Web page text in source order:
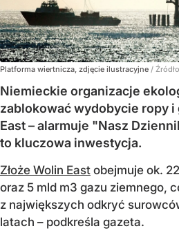
Platforma wiertnicza, zdjęcie ilustracyjne /
Niemieckie organizacje
zablokować wydobycie ropy i
East – alarmuje "Nasz
to kluczowa inwestycja.
Złoże Wolin East obejmuje ok.
oraz 5 mld m3 gazu ziemnego,
z największych odkryć
latach – podkreśla gazeta.